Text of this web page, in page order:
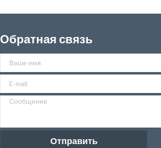
Обратная связь